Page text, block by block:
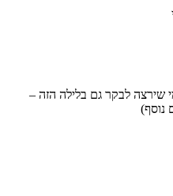
לבקר גם בלילה הזה –